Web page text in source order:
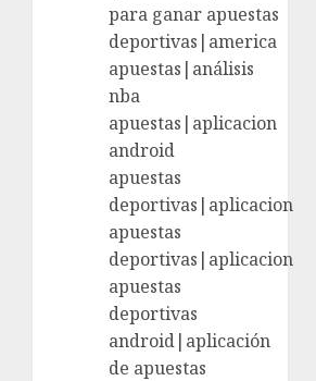
para ganar apuestas
deportivas|america
apuestas|análisis
nba
apuestas|aplicacion
android
apuestas
deportivas|aplicacion
apuestas
deportivas|aplicacion
apuestas
deportivas
android|aplicación
de apuestas